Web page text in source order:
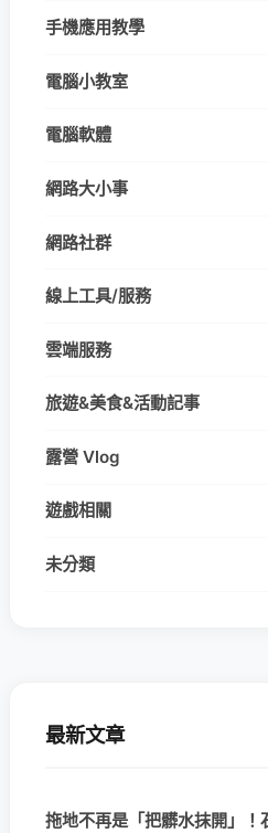
手機應用教學
電腦小教室
電腦軟體
網路大小事
網路社群
線上工具/服務
雲端服務
旅遊&美食&活動記事
露營 Vlog
遊戲相關
未分類
最新文章
拖地不再是「把髒水抹開」